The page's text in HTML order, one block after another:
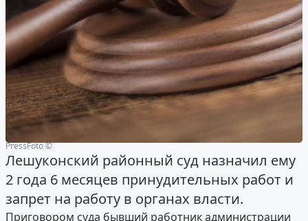
PressFoto ©
Лешуконский районный суд назначил ему
2 года 6 месяцев принудительных работ и
запрет на работу в органах власти.
Приговором суда бывший работник администрации